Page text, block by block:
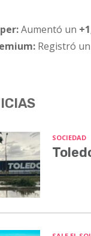
Aumentó un
Registró
SOCIEDAD